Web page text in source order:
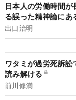
日本人の労働時間
る誤った精神論にあ
出口治明
ワタミが過労死訴
読み解ける
前川修満